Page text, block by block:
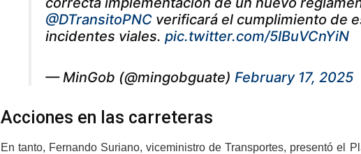
@DTransitoPNC verificará el cumplimiento de
incidentes viales. pic.twitter.com/5IBuVCnYiN
— MinGob (@mingobguate) February 17, 2025
Acciones en las carreteras
En tanto, Fernando Suriano, viceministro de Transportes, presentó el